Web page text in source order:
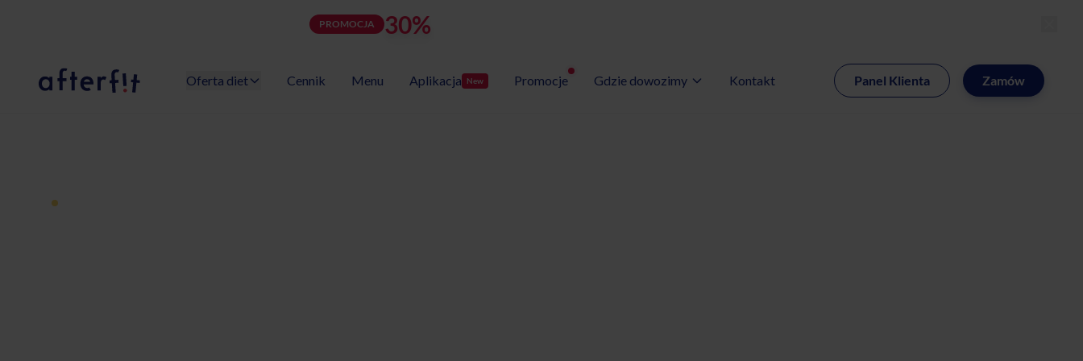
PROMOCJA 30%
Catering dietetyczny Afterfit
Oferta diet
Wybór Menu Gotowe programy diet
Cennik Menu Aplikacja New Promocje Gdzie dowozimy Kontakt Panel Klienta Zamów